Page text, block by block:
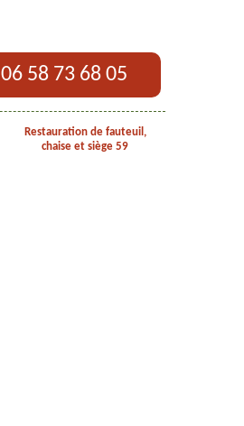
06 58 73 68 05
Restauration de fauteuil,
chaise et siège 59